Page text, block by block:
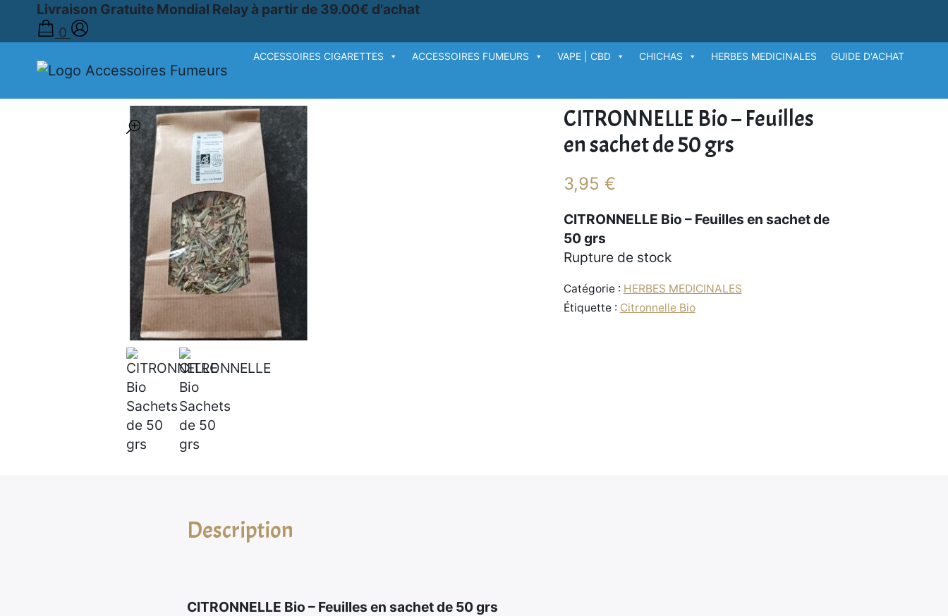
🔍
CITRONNELLE Bio – Feuilles
en sachet de 50 grs
3,95 €
CITRONNELLE Bio – Feuilles en sachet de
50 grs
Rupture de stock
Catégorie : HERBES MEDICINALES
Étiquette : Citronnelle Bio
Accueil › Boutique ›
Description
CITRONNELLE Bio – Feuilles en sachet de 50 grs
Livraison Gratuite Mondial Relay à partir de 39.00€ d'achat
0
ACCESSOIRES CIGARETTES ACCESSOIRES FUMEURS VAPE | CBD CHICHAS HERBES MEDICINALES GUIDE D'ACHAT